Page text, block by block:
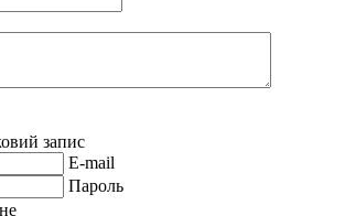
запис
E-mail
Пароль